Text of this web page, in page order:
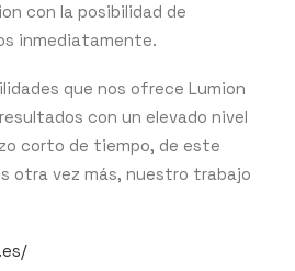
con la posibilidad de
inmediatamente.
que nos ofrece Lumion
con un elevado nivel
corto de tiempo, de este
otra vez más, nuestro trabajo